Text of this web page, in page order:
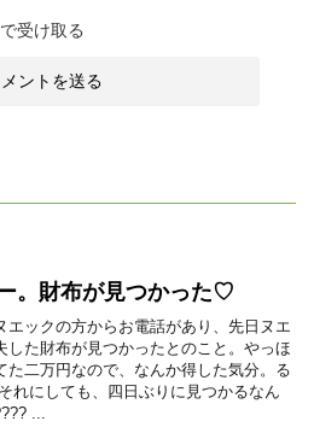
受け取る
。財布が見つかった♡
エックの方からお電話があり、先日ヌエ
した財布が見つかったとのこと。やっほ
た二万円なので、なんか得した気分。る
れにしても、四日ぶりに見つかるなん
...